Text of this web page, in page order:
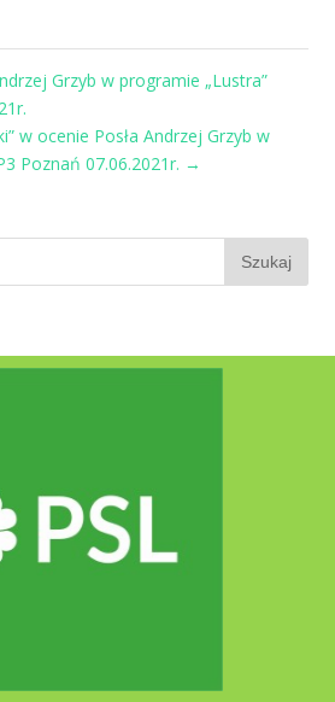
Grzyb w programie „Lustra”
w ocenie Posła Andrzej Grzyb w
Poznań 07.06.2021r. →